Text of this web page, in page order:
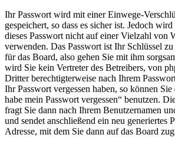
Ihr Passwort wird mit einer Einwege-
gespeichert, so dass es sicher ist. Jedoch
dieses Passwort nicht auf einer Vielzahl von
verwenden. Das Passwort ist Ihr Schlüssel
für das Board, also gehen Sie mit ihm
wird Sie kein Vertreter des Betreibers, von
Dritter berechtigterweise nach Ihrem
Ihr Passwort vergessen haben, so können
habe mein Passwort vergessen“ benutzen.
fragt Sie dann nach Ihrem Benutzernamen
und sendet anschließend ein neu generiertes
Adresse, mit dem Sie dann auf das Board